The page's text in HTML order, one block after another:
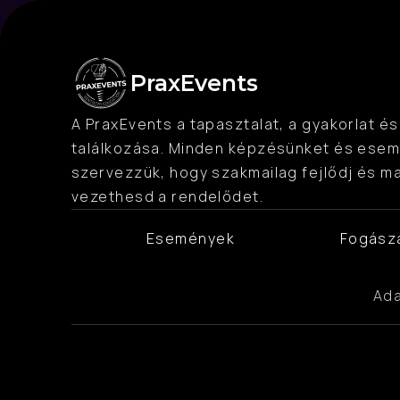
PraxEvents
A PraxEvents a tapasztalat, a gyakorlat
találkozása. Minden képzésünket és
szervezzük, hogy szakmailag fejlődj és
vezethesd a rendelődet.
Események